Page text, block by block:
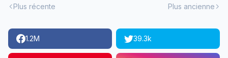
Plus récente Plus ancienne
1.2M 39.3k